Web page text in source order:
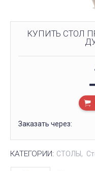
КУПИТЬ СТОЛ
Заказать через:
КАТЕГОРИИ: СТОЛЫ